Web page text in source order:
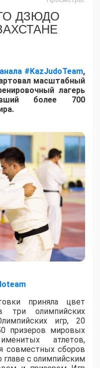
ДЗЮДО
#KazJudoTeam,
масштабный
лагерь
более 700
приняла цвет
три олимпийских
игр, 20
призеров мировых
атлетов,
совместных сборов
с олимпийским